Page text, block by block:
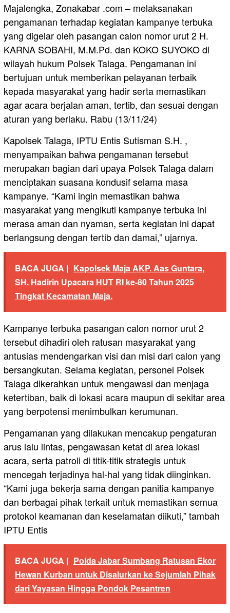
Majalengka, Zonakabar .com – melaksanakan
pengamanan terhadap kegiatan kampanye terbuka
yang digelar oleh pasangan calon nomor urut 2 H.
KARNA SOBAHI, M.M.Pd. dan KOKO SUYOKO di
wilayah hukum Polsek Talaga. Pengamanan ini
bertujuan untuk memberikan pelayanan terbaik
kepada masyarakat yang hadir serta memastikan
agar acara berjalan aman, tertib, dan sesuai dengan
aturan yang berlaku. Rabu (13/11/24)
Kapolsek Talaga, IPTU Entis Sutisman S.H. ,
menyampaikan bahwa pengamanan tersebut
merupakan bagian dari upaya Polsek Talaga dalam
menciptakan suasana kondusif selama masa
kampanye. “Kami ingin memastikan bahwa
masyarakat yang mengikuti kampanye terbuka ini
merasa aman dan nyaman, serta kegiatan ini dapat
berlangsung dengan tertib dan damai,” ujarnya.
BACA JUGA | Kapolsek Maja AKP. Aas Guntara,
SH. Hadirin Upacara HUT RI ke-80 Tahun 2025
Tingkat Kecamatan Maja.
Kampanye terbuka pasangan calon nomor urut 2
tersebut dihadiri oleh ratusan masyarakat yang
antusias mendengarkan visi dan misi dari calon yang
bersangkutan. Selama kegiatan, personel Polsek
Talaga dikerahkan untuk mengawasi dan menjaga
ketertiban, baik di lokasi acara maupun di sekitar area
yang berpotensi menimbulkan kerumunan.
Pengamanan yang dilakukan mencakup pengaturan
arus lalu lintas, pengawasan ketat di area lokasi
acara, serta patroli di titik-titik strategis untuk
mencegah terjadinya hal-hal yang tidak diinginkan.
“Kami juga bekerja sama dengan panitia kampanye
dan berbagai pihak terkait untuk memastikan semua
protokol keamanan dan keselamatan diikuti,” tambah
IPTU Entis
BACA JUGA | Polda Jabar Sumbang Ratusan Ekor
Hewan Kurban untuk Disalurkan ke Sejumlah Pihak
dari Yayasan Hingga Pondok Pesantren